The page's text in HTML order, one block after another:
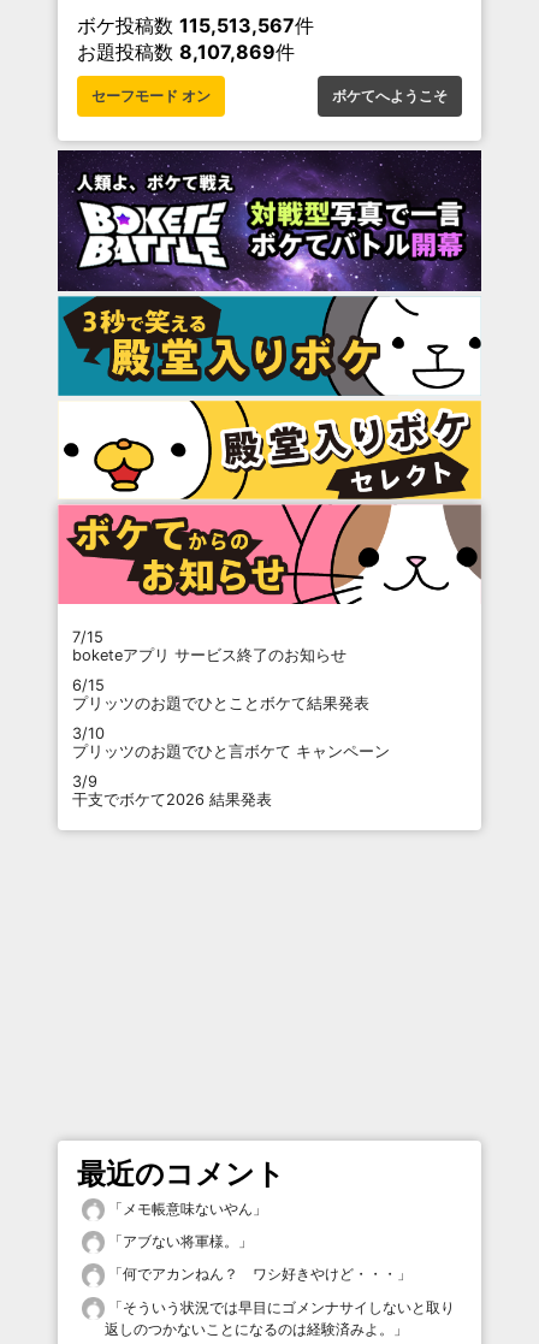
ボケ投稿数 115,513,567件
お題投稿数 8,107,869件
セーフモード オン ボケてへようこそ
7/15
boketeアプリ サービス終了のお知らせ
6/15
プリッツのお題でひとことボケて結果発表
3/10
プリッツのお題でひと言ボケて キャンペーン
3/9
干支でボケて2026 結果発表
最近のコメント
「 メモ帳意味ないやん 」
「アブない将軍様。
」
「何でアカンねん？ ワシ好きやけど・・・ 」
「そういう状況では早目にゴメンナサイしないと取り
返しのつかないことになるのは経験済みよ。
」